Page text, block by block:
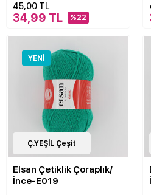
45,00 TL
34,99 TL %22
YENI
40Çeşit
Ç.YEŞİL Çeşit
Elsan Çetiklik Çoraplık/
İnce-E019